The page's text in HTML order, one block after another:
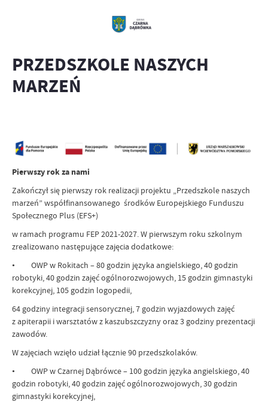
PRZEDSZKOLE NASZYCH
MARZEŃ
Pierwszy rok za nami
Zakończył się pierwszy rok realizacji projektu „Przedszkole naszych
marzeń” współfinansowanego środków Europejskiego Funduszu
Społecznego Plus (EFS+)
w ramach programu FEP 2021-2027. W pierwszym roku szkolnym
zrealizowano następujące zajęcia dodatkowe:
• OWP w Rokitach – 80 godzin języka angielskiego, 40 godzin
robotyki, 40 godzin zajęć ogólnorozwojowych, 15 godzin gimnastyki
korekcyjnej, 105 godzin logopedii,
64 godziny integracji sensorycznej, 7 godzin wyjazdowych zajęć
z apiterapii i warsztatów z kaszubszczyzny oraz 3 godziny prezentacji
zawodów.
W zajęciach wzięło udział łącznie 90 przedszkolaków.
• OWP w Czarnej Dąbrówce – 100 godzin języka angielskiego, 40
godzin robotyki, 40 godzin zajęć ogólnorozwojowych, 30 godzin
gimnastyki korekcyjnej,